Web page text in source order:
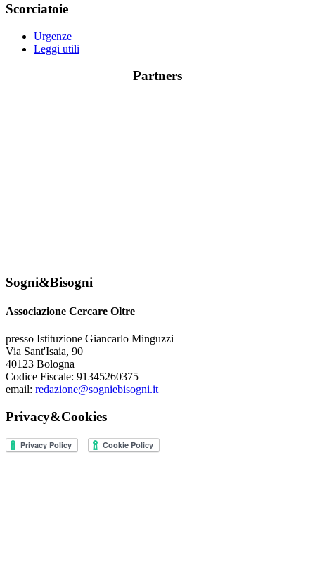
Scorciatoie
Urgenze
Leggi utili
Partners
Sogni&Bisogni
Associazione Cercare Oltre
presso Istituzione Giancarlo Minguzzi
Via Sant'Isaia, 90
40123 Bologna
Codice Fiscale: 91345260375
email: redazione@sogniebisogni.it
Privacy&Cookies